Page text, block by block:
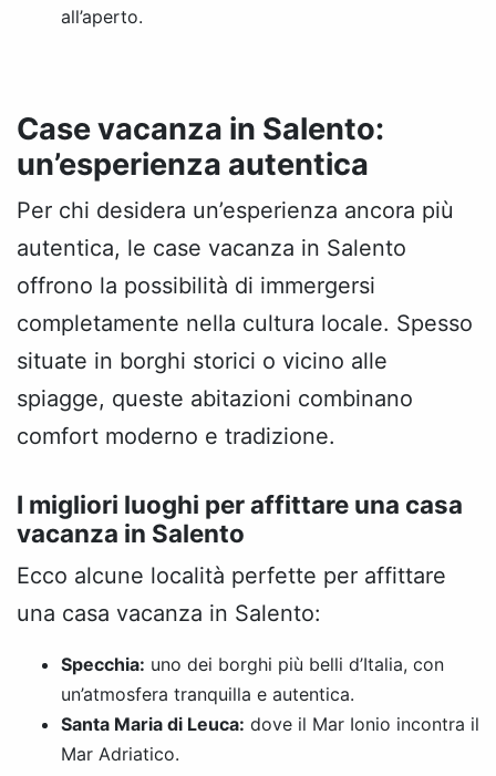
all’aperto.
Case vacanza in Salento:
un’esperienza autentica
Per chi desidera un’esperienza ancora più
autentica, le case vacanza in Salento
offrono la possibilità di immergersi
completamente nella cultura locale. Spesso
situate in borghi storici o vicino alle
spiagge, queste abitazioni combinano
comfort moderno e tradizione.
I migliori luoghi per affittare una casa
vacanza in Salento
Ecco alcune località perfette per affittare
una casa vacanza in Salento:
Specchia: uno dei borghi più belli d’Italia, con
un’atmosfera tranquilla e autentica.
Santa Maria di Leuca: dove il Mar Ionio incontra il
Mar Adriatico.